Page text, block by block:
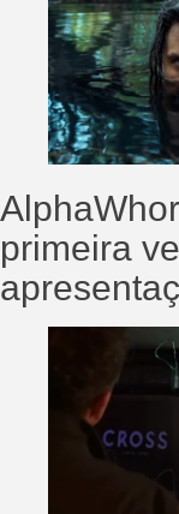
primeira